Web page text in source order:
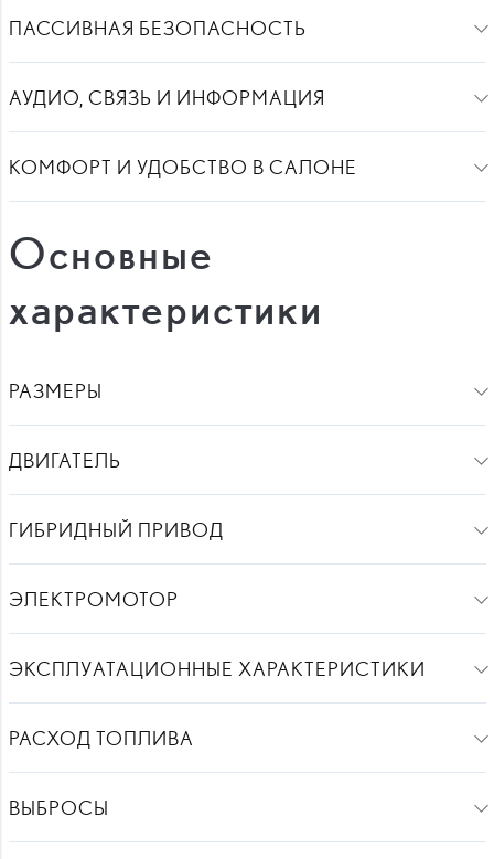
ПАССИВНАЯ БЕЗОПАСНОСТЬ
АУДИО, СВЯЗЬ И ИНФОРМАЦИЯ
КОМФОРТ И УДОБСТВО В САЛОНЕ
Основные
характеристики
РАЗМЕРЫ
ДВИГАТЕЛЬ
ГИБРИДНЫЙ ПРИВОД
ЭЛЕКТРОМОТОР
ЭКСПЛУАТАЦИОННЫЕ ХАРАКТЕРИСТИКИ
РАСХОД ТОПЛИВА
ВЫБРОСЫ